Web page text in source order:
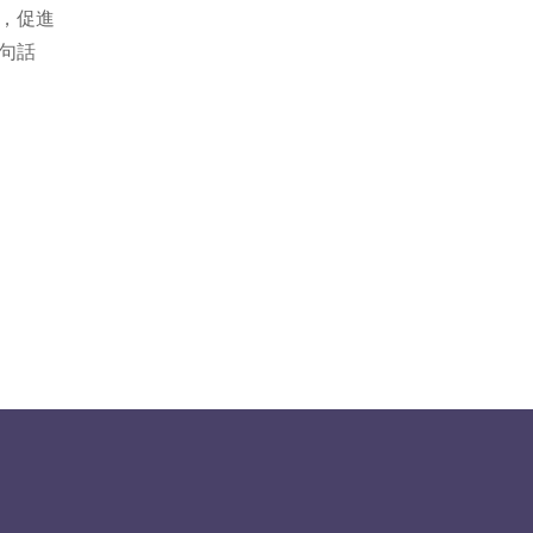
促進
話